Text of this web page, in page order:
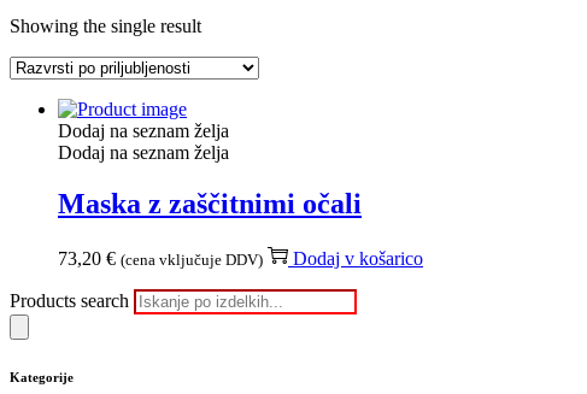
Showing the single result
Dodaj na seznam želja
Dodaj na seznam želja
Maska z zaščitnimi očali
73,20 € (cena vključuje DDV) Dodaj v košarico
Products search
Kategorije